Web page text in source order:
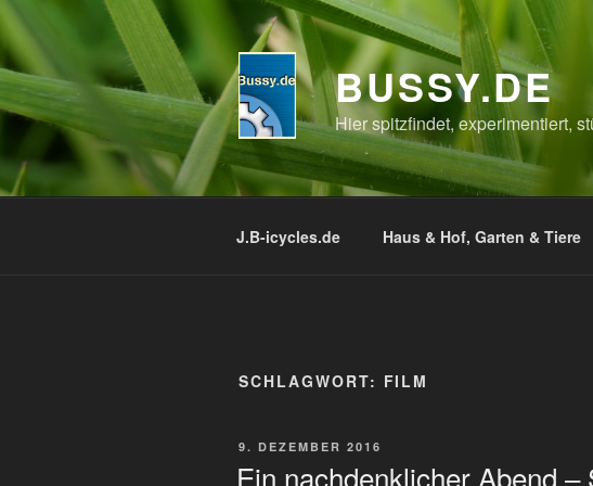
Zum
Inhalt
springen
BUSSY.DE
Hier spitzfindet, experimentiert,
J.B-icycles.de Haus & Hof, Garten & Tiere
SCHLAGWORT: FILM
VERÖFFENTLICHT
9. DEZEMBER 2016
Ein nachdenklicher Abend